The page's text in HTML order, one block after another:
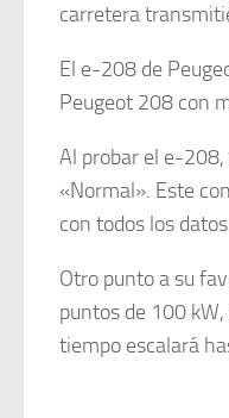
carretera
El e-208 de
Peugeot 208 con
Al probar el e-
«Normal». Este
con todos los
Otro punto a su
puntos de 100
tiempo escalará